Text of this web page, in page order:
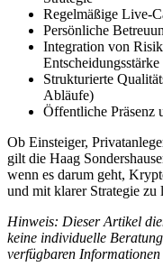
Regelmäßige Live-
Persönliche
Integration von
Entscheidungsstärke
Strukturierte
Abläufe)
Öffentliche Präsenz
Ob Einsteiger,
gilt die Haag
wenn es darum geht,
und mit klarer Strategie zu
Hinweis: Dieser Artikel
keine individuelle
verfügbaren